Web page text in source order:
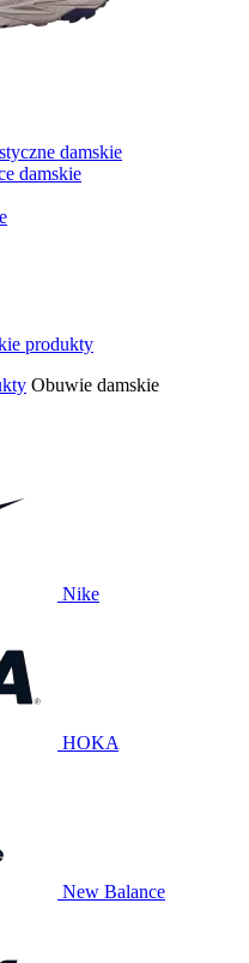
damskie
damskie
Obuwie damskie
Nike
HOKA
New Balance